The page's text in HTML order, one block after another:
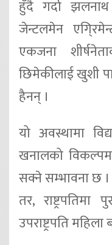
हुँदै गर्दा झलनाथ
जेन्टलमेन
एकजना
छिमेकीलाई खुशी
हैनन् ।
यो अवस्थामा
खनालको
सक्ने सम्भावना छ ।
तर,
उपराष्ट्रपति